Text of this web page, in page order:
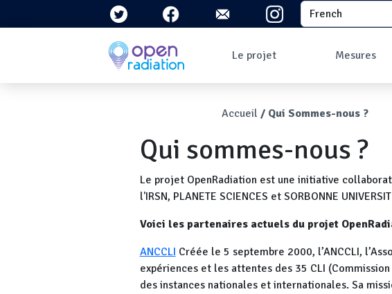
Aller au contenu principal Select your
Le projet
Qu'est-ce que la
Lettres
Mesures
Les données
Carte des
Tableau de bord
Mesures les
Fil d'Ariane
Accueil Qui Sommes-nous ?
Qui sommes-nous ?
Le projet OpenRadiation est une initiative
l'IRSN, PLANETE SCIENCES et SORBONNE
Voici les partenaires actuels du projet
ANCCLI Créée le 5 septembre 2000, l’ANCCLI,
expériences et les attentes des 35 CLI
des instances nationales et internationales. Sa